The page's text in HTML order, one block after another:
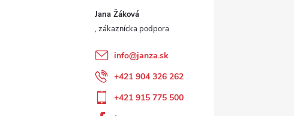
Jana Žáková
info@janza.sk
+421 904 326 262
+421 915 775 500